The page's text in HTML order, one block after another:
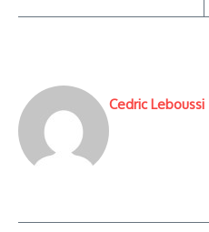
Cedric Leboussi